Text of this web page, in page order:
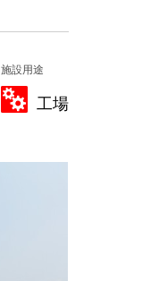
施設用途
工場